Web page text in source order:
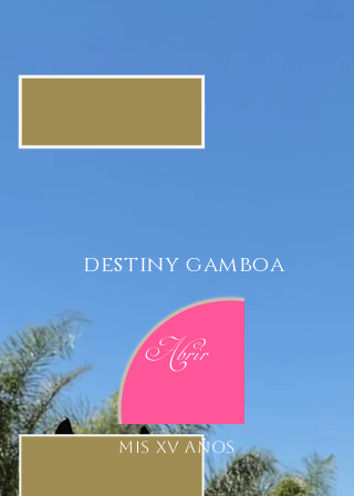
Mis XV AÑOS
destiny gamboa
Abrir